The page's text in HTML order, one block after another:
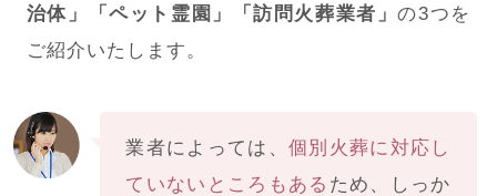
治体」「ペット霊園」「訪問火葬業者」の3つを
ご紹介いたします。
業者によっては、個別火葬に対応し
ていないところもある ため、しっか